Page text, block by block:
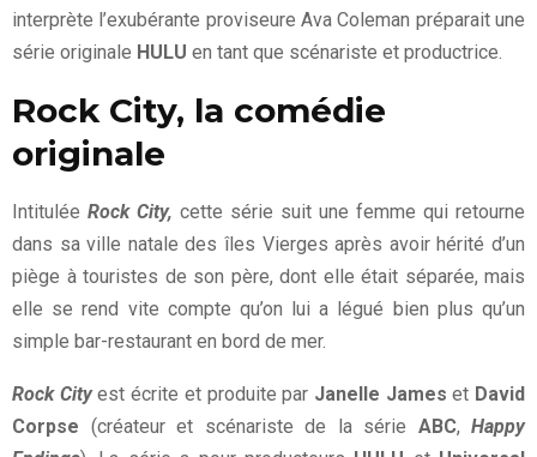
interprète l’exubérante proviseure Ava Coleman préparait une
série originale HULU en tant que scénariste et productrice.
Rock City, la comédie
originale
Intitulée Rock City, cette série suit une femme qui retourne
dans sa ville natale des îles Vierges après avoir hérité d’un
piège à touristes de son père, dont elle était séparée, mais
elle se rend vite compte qu’on lui a légué bien plus qu’un
simple bar-restaurant en bord de mer.
Rock Cityest écrite et produite par Janelle James et David
Corpse (créateur et scénariste de la série ABC, Happy